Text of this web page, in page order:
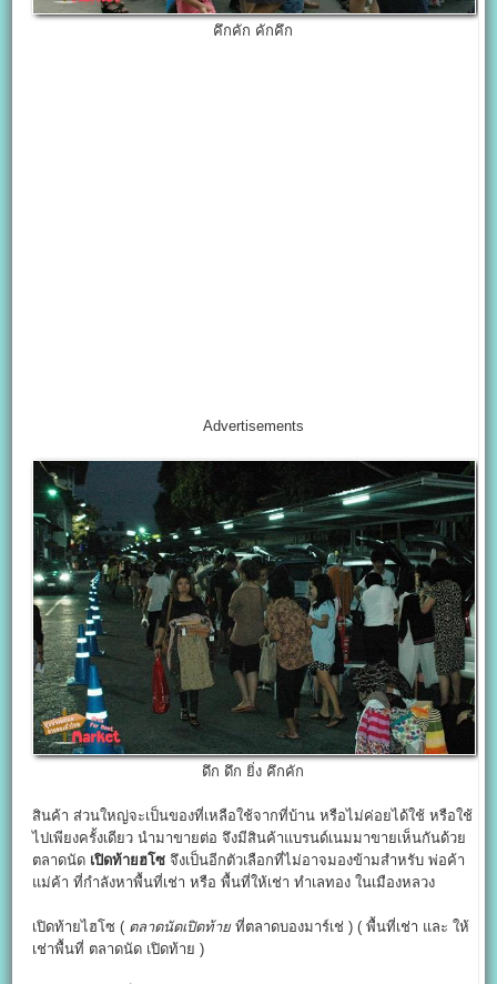
คึกคัก คักคึก
Advertisements
ดึก ดึก ยิ่ง คึกคัก
สินค้า ส่วนใหญ่จะเป็นของที่เหลือใช้จากที่บ้าน หรือไม่ค่อยได้ใช้ หรือใช้
ไปเพียงครั้งเดียว นำมาขายต่อ จึงมีสินค้าแบรนด์เนมมาขายเห็นกันด้วย
ตลาดนัด เปิดท้ายฮโซ จึงเป็นอีกตัวเลือกที่ไม่อาจมองข้ามสำหรับ พ่อค้า
แม่ค้า ที่กำลังหาพื้นที่เช่า หรือ พื้นที่ให้เช่า ทำเลทอง ในเมืองหลวง
เปิดท้ายไฮโซ ( ตลาดนัดเปิดท้ายที่ตลาดบองมาร์เช่ ) ( พื้นที่เช่า และ ให้
เช่าพื้นที่ ตลาดนัด เปิดท้าย )